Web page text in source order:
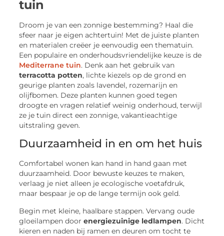
tuin
Droom je van een zonnige bestemming? Haal die
sfeer naar je eigen achtertuin! Met de juiste planten
en materialen creëer je eenvoudig een thematuin.
Een populaire en onderhoudsvriendelijke keuze is de
Mediterrane tuin. Denk aan het gebruik van
terracotta potten, lichte kiezels op de grond en
geurige planten zoals lavendel, rozemarijn en
olijfbomen. Deze planten kunnen goed tegen
droogte en vragen relatief weinig onderhoud, terwijl
ze je tuin direct een zonnige, vakantieachtige
uitstraling geven.
Duurzaamheid in en om het huis
Comfortabel wonen kan hand in hand gaan met
duurzaamheid. Door bewuste keuzes te maken,
verlaag je niet alleen je ecologische voetafdruk,
maar bespaar je op de lange termijn ook geld.
Begin met kleine, haalbare stappen. Vervang oude
gloeilampen doorenergiezuinige ledlampen. Dicht
kieren en naden bij ramen en deuren om tocht te